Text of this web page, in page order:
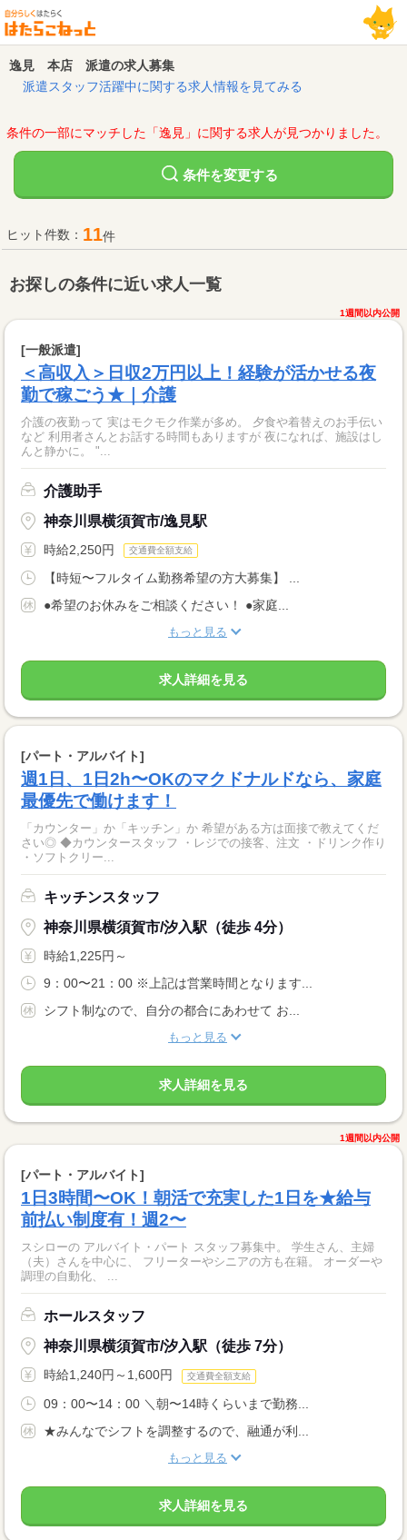
逸見 本店 派遣の求人募集
派遣スタッフ活躍中に関する求人情報を見てみる
条件の一部にマッチした「逸見」に関する求人が見つかりました。
条件を変更する
ヒット件数： 11件
お探しの条件に近い求人一覧
1週間以内公開
[一般派遣]
＜高収入＞日収2万円以上！経験が活かせる夜
勤で稼ごう★｜介護
介護の夜勤って 実はモクモク作業が多め。 夕食や着替えのお手伝い
など 利用者さんとお話する時間もありますが 夜になれば、施設はし
んと静かに。 "...
介護助手
神奈川県横須賀市/逸見駅
時給2,250円 交通費全額支給
【時短〜フルタイム勤務希望の方大募集】 ...
●希望のお休みをご相談ください！ ●家庭...
もっと見る
求人詳細を見る
[パート・アルバイト]
週1日、1日2h〜OKのマクドナルドなら、家庭
最優先で働けます！
「カウンター」か「キッチン」か 希望がある方は面接で教えてくだ
さい◎ ◆カウンタースタッフ ・レジでの接客、注文 ・ドリンク作り
・ソフトクリー...
キッチンスタッフ
神奈川県横須賀市/汐入駅（徒歩 4分）
時給1,225円～
9：00〜21：00 ※上記は営業時間となります...
シフト制なので、自分の都合にあわせて お...
もっと見る
求人詳細を見る
1週間以内公開
[パート・アルバイト]
1日3時間〜OK！朝活で充実した1日を★給与
前払い制度有！週2〜
スシローの アルバイト・パート スタッフ募集中。 学生さん、主婦
（夫）さんを中心に、 フリーターやシニアの方も在籍。 オーダーや
調理の自動化、 ...
ホールスタッフ
神奈川県横須賀市/汐入駅（徒歩 7分）
時給1,240円～1,600円 交通費全額支給
09：00〜14：00 ＼朝〜14時くらいまで勤務...
★みんなでシフトを調整するので、融通が利...
もっと見る
求人詳細を見る